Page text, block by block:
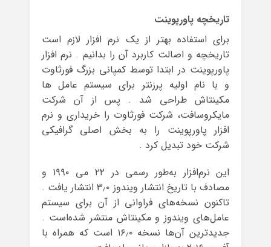
تاریخچه پاورپوینت
برای استفاده بهتر از یک نرم افزار لازم است
تاریخچه و اصالت کاربرد آن را بدانیم . نرم افزار
پاورپوینت در ابتدا توسط کمپانی بزرگ فورثاوت
و با نام اولیه پرزنتر برای سیستم عامل ها
مکینتاش طراحی شد . پس از آن شرکت
مایکروسافت، شرکت فورثاوت را خریداری و نرم
افزار پاورپوینت را به بخش اصلی گرافیکی
شرکت خود تبدیل کرد .
این نرم‌افزار به‌طور رسمی در ۲۲ می ۱۹۹۰ و
مصادف با تاریخ انتشار ویندوز ۳٫۰ انتشار یافت .
تاکنون نسخه‌های فراوانی از آن برای سیستم
عامل‌های ویندوز و مکینتاش منتشر شده‌است .
جدیدترین آن‌ها نسخه ۱۶٫۰ است که همراه با